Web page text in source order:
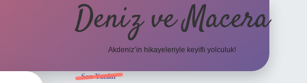
Deniz ve Macera
Akdeniz’in hikayeleriyle keyifli yolculuk!
Son Yazılar